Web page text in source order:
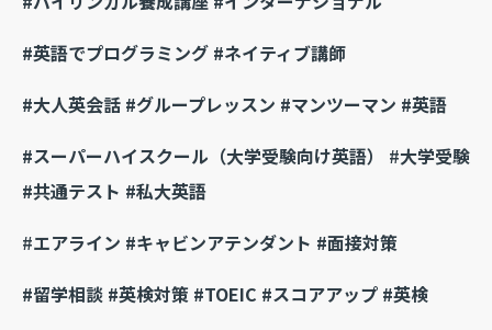
#英語でプログラミング #ネイティブ講師
#大人英会話 #グループレッスン #マンツーマン #英語
#スーパーハイスクール（大学受験向け英語） #大学受験
#共通テスト #私大英語
#エアライン #キャビンアテンダント #面接対策
#留学相談 #英検対策 #TOEIC #スコアアップ #英検